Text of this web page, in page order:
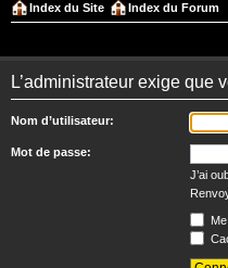
Index du Site Index du Forum
L’administrateur exige que
Nom d’utilisateur:
Mot de passe:
J’ai